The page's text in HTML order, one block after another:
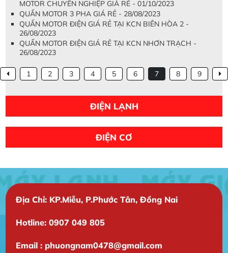
MOTOR CHUYÊN NGHIỆP GIÁ RẺ - 01/10/2023
QUẤN MOTOR 3 PHA GIÁ RẺ - 28/08/2023
QUẤN MOTOR ĐIỆN GIÁ RẺ TẠI KCN BIÊN HÒA 2 -
26/08/2023
QUẤN MOTOR ĐIỆN GIÁ RẺ TẠI KCN NHƠN TRẠCH -
26/08/2023
1 2 3 4 5 6 7 8 9
ĐIỆN LẠNH
ĐIỆN CƠ
Địa Chỉ: KP.Miễu, P.Phước Tân, Đồng Nai
Hotline: 0907 049 805
Email : phuongnam0478@gmail.com